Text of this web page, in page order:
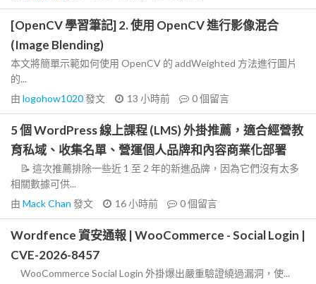
[OpenCV 學習筆記] 2. 使用 OpenCV 進行影像混合
(Image Blending)
本文將簡單示範如何使用 OpenCV 的 addWeighted 方法進行圖片
的...
由 logohow1020發文 13 小時前 0個留言
5 個 WordPress 線上課程 (LMS) 外掛推薦，適合經營教
育私域、收集名單、營運個人品牌和內容商業化部署
📝 這次推薦排除一些近 1 至 2 年的新進品牌，因為它們沒有太多
相關數據可供...
由 Mack Chan 發文 16 小時前 0個留言
Wordfence 資安通報 | WooCommerce - Social Login |
CVE-2026-8457
WooCommerce Social Login 外掛爆出嚴重驗證繞過漏洞，使...